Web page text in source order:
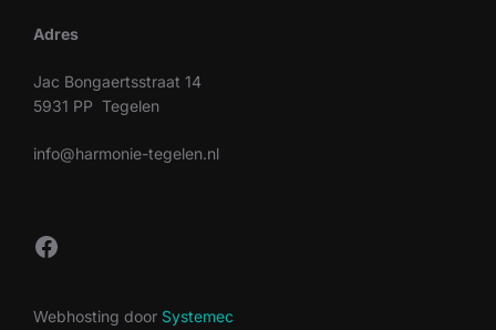
Adres
Jac Bongaertsstraat 14
5931 PP Tegelen
info@harmonie-tegelen.nl
Facebook
Webhosting door Systemec